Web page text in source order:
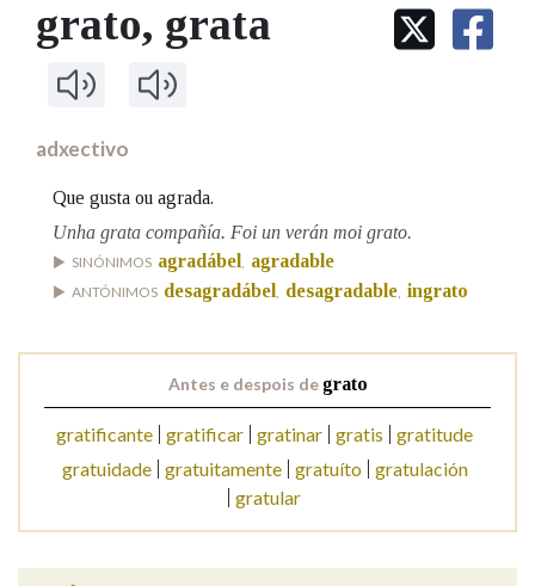
IDENTIDADE CORPORATIVA
MARCIAL DEL ADALID
FIGURAS HOMENAXEADAS
Facebook
TwitterYoutubeInstagram
Bluesky
BUSCAR NOS LEMAS
Comeza por
Contén
grato, grata
adxectivo
Que gusta ou agrada.
Unha grata compañía. Foi un verán moi grato.
SINÓNIMOS agradábel agradable
ANTÓNIMOS desagradábel desagradable ingrato
Antes e despois degrato
gratificante gratificar gratinar gratis
gratitude
gratuidade
gratuitamente gratuíto
gratulación
gratular